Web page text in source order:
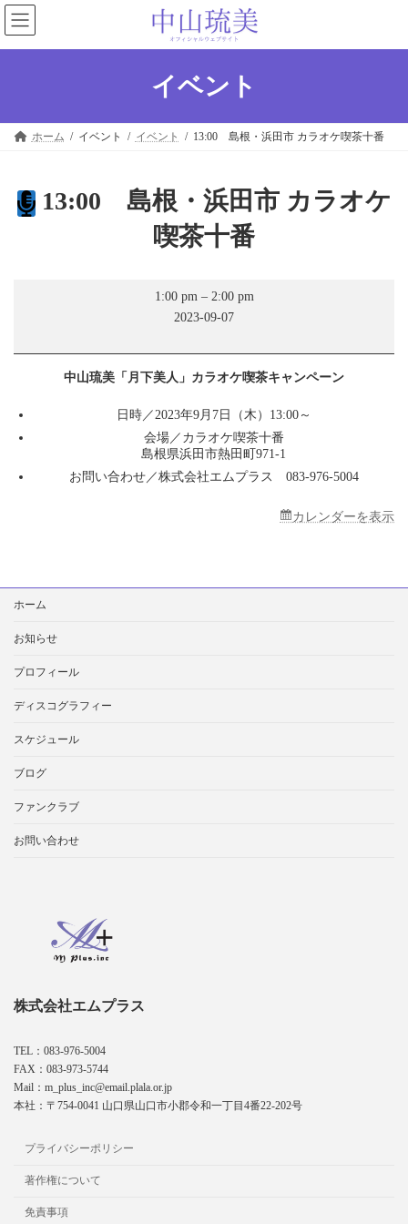
コ
ン
テ
キ
ナ
ビ
ゲ
に
イベント
ホーム イベント イベント 13:00 島根・浜田市 カラオケ喫茶十番
13:00 島根・浜田市 カラオケ
喫茶十番
島
根・
田
カ
オ
ケ
喫
十
1:00 pm – 2:00 pm
2023-09-07
中山琉美「月下美人」カラオケ喫茶キャンペーン
日時／2023年9月7日（木）13:00～
会場／カラオケ喫茶十番
島根県浜田市熱田町971-1
お問い合わせ／株式会社エムプラス 083-976-5004
カレンダーを表示
索:
ホーム
お知らせ
プロフィール
ディスコグラフィー
スケジュール
ブログ
ファンクラブ
お問い合わせ
株式会社エムプラス
TEL：083-976-5004
FAX：083-973-5744
Mail：m_plus_inc@email.plala.or.jp
本社：〒754-0041 山口県山口市小郡令和一丁目4番22-202号
プライバシーポリシー
著作権について
免責事項